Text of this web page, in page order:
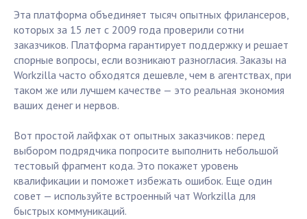
Эта платформа объединяет тысяч опытных фрилансеров,
которых за 15 лет с 2009 года проверили сотни
заказчиков. Платформа гарантирует поддержку и решает
спорные вопросы, если возникают разногласия. Заказы на
Workzilla часто обходятся дешевле, чем в агентствах, при
таком же или лучшем качестве — это реальная экономия
ваших денег и нервов.
Вот простой лайфхак от опытных заказчиков: перед
выбором подрядчика попросите выполнить небольшой
тестовый фрагмент кода. Это покажет уровень
квалификации и поможет избежать ошибок. Еще один
совет — используйте встроенный чат Workzilla для
быстрых коммуникаций.